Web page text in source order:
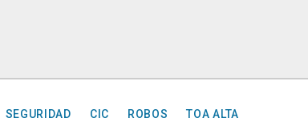
SEGURIDAD CIC ROBOS TOA ALTA